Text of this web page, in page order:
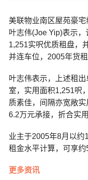
美联物业南区屋苑豪
叶志伟(Joe Yip)表示，
1,251实呎优质租盘，
并连车位，2005年货
叶志伟表示，上述租
室，实用面积1,251呎
质素佳，间隔亦宽敞
6.2万元承接，折合实
业主于2005年8月以约
租金水平计算，可享约
更多资讯